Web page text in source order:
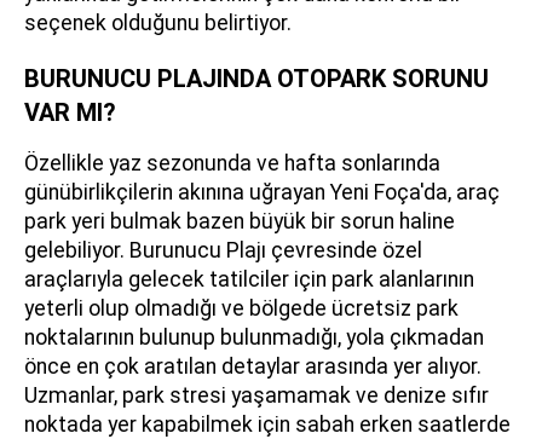
seçenek olduğunu belirtiyor.
BURUNUCU PLAJINDA OTOPARK SORUNU
VAR MI?
Özellikle yaz sezonunda ve hafta sonlarında
günübirlikçilerin akınına uğrayan Yeni Foça'da, araç
park yeri bulmak bazen büyük bir sorun haline
gelebiliyor. Burunucu Plajı çevresinde özel
araçlarıyla gelecek tatilciler için park alanlarının
yeterli olup olmadığı ve bölgede ücretsiz park
noktalarının bulunup bulunmadığı, yola çıkmadan
önce en çok aratılan detaylar arasında yer alıyor.
Uzmanlar, park stresi yaşamamak ve denize sıfır
noktada yer kapabilmek için sabah erken saatlerde